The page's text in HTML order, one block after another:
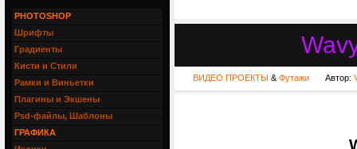
ВИДЕО ПРОЕКТЫ & Футажи Автор:
PHOTOSHOP
Шрифты
Градиенты
Кисти и Стили
Рамки и Виньетки
Плагины и Экшены
Psd-файлы, Шаблоны
ГРАФИКА